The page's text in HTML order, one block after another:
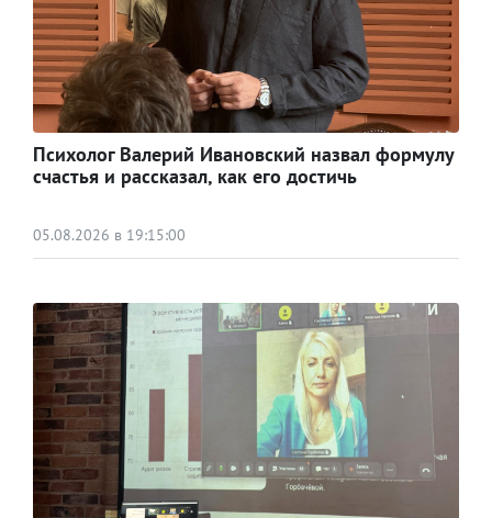
Психолог Валерий Ивановский назвал формулу
счастья и рассказал, как его достичь
05.08.2026 в 19:15:00